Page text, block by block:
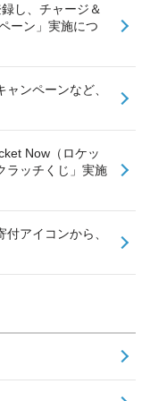
し、チャージ＆
ーン」実施につ
ンペーンなど、
Now（ロケッ
ラッチくじ」実施
アイコンから、